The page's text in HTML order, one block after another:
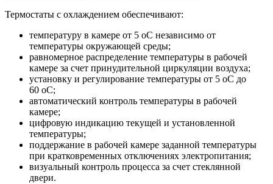
Термостаты с охлаждением обеспечивают:
температуру в камере от 5 оС независимо от
температуры окружающей среды;
равномерное распределение температуры в рабочей
камере за счет принудительной циркуляции воздуха;
установку и регулирование температуры от 5 оС до
60 оС;
автоматический контроль температуры в рабочей
камере;
цифровую индикацию текущей и установленной
температуры;
поддержание в рабочей камере заданной температуры
при кратковременных отключениях электропитания;
визуальный контроль процесса за счет стеклянной
двери.